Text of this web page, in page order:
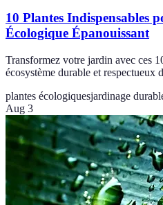
10 Plantes Indispensables
Écologique Épanouissant
Transformez votre jardin avec ces
écosystème durable et respectueux
plantes écologiquesjardinage
Aug 3